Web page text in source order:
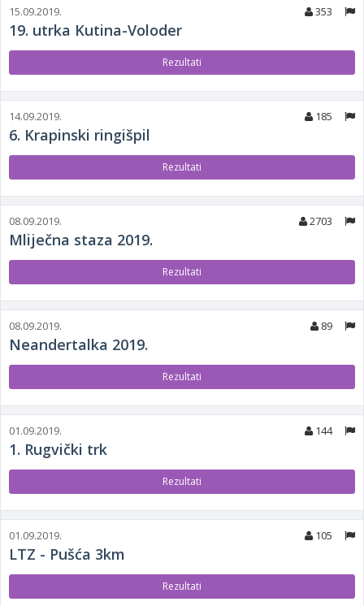
15.09.2019. 353
19. utrka Kutina-Voloder
Rezultati
14.09.2019. 185
6. Krapinski ringišpil
Rezultati
08.09.2019. 2703
Mliječna staza 2019.
Rezultati
08.09.2019. 89
Neandertalka 2019.
Rezultati
01.09.2019. 144
1. Rugvički trk
Rezultati
01.09.2019. 105
LTZ - Pušća 3km
Rezultati